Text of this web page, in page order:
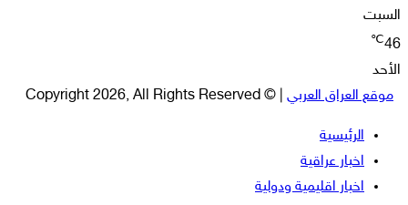
السبت
46
℃
الأحد
موقع العراق العربي | © Copyright 2026, All Rights Reserved
الرئيسية
اخبار عراقية
اخبار اقليمية ودولية